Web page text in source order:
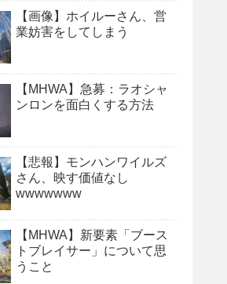
【画像】ホイルーさん、営
業妨害をしてしまう
【MHWA】急募：ラオシャ
ンロンを面白くする方法
【悲報】モンハンワイルズ
さん、映す価値なし
wwwwwww
【MHWA】新要素「ブース
トブレイサー」について思
うこと